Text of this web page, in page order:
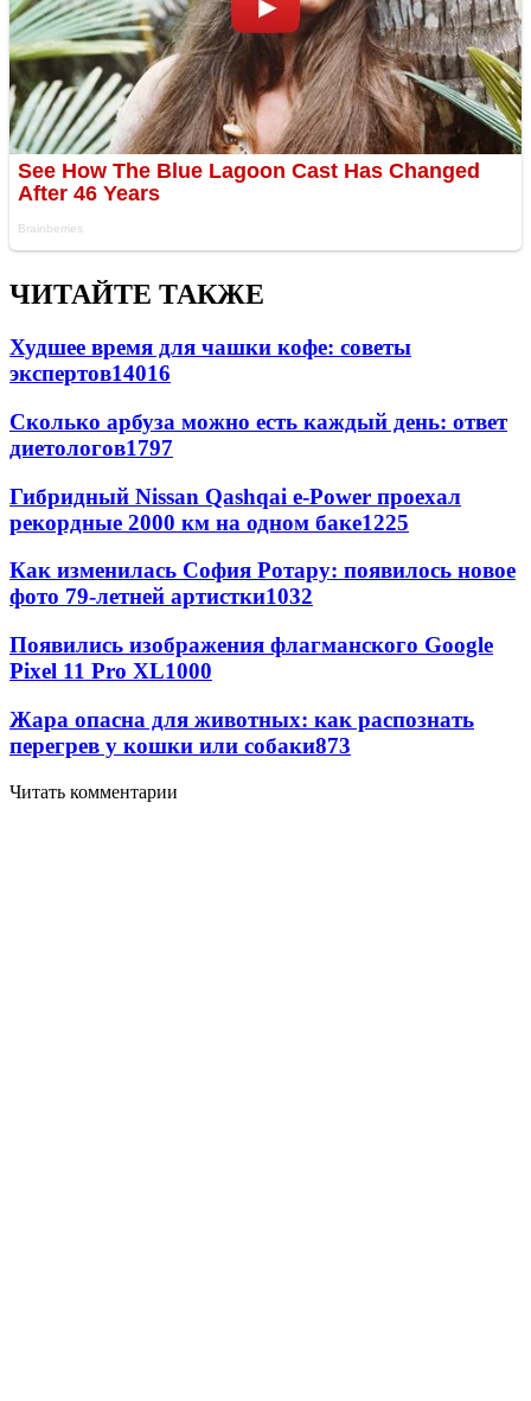
ЧИТАЙТЕ ТАКЖЕ
Худшее время для чашки кофе: советы
экспертов14016
Сколько арбуза можно есть каждый день: ответ
диетологов1797
Гибридный Nissan Qashqai e-Power проехал
рекордные 2000 км на одном баке1225
Как изменилась София Ротару: появилось новое
фото 79-летней артистки1032
Появились изображения флагманского Google
Pixel 11 Pro XL1000
Жара опасна для животных: как распознать
перегрев у кошки или собаки873
Читать комментарии